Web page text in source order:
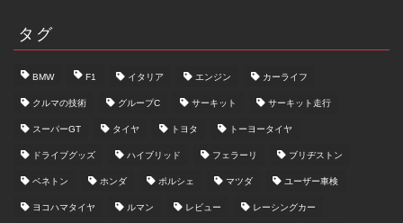
タグ
BMW F1 イタリア エンジン カーライフ
クルマの技術 グループC サーキット サーキット走行
スーパーGT タイヤ トヨタ トーヨータイヤ
ドライブグッズ ハイブリッド フェラーリ ブリヂストン
ベネトン ホンダ ポルシェ マツダ ユーザー車検
ヨコハマタイヤ ルマン レビュー レーシングカー